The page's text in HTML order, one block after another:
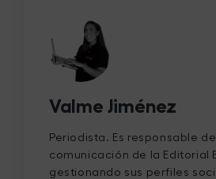
Valme Jiménez
Periodista. Es responsable
comunicación de la Editorial
gestionando sus perfiles